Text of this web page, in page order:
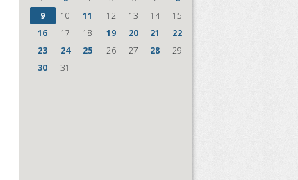
9
10 11 12 13 14
15
16
17 18 19 20 21
22
23
24 25 26 27 28
29
30
31